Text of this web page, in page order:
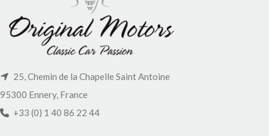
25, Chemin de la Chapelle Saint Antoine
95300 Ennery, France
+33 (0) 1 40 86 22 44